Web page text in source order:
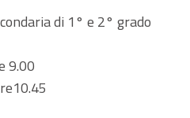
di 1° e 2° grado
9.00